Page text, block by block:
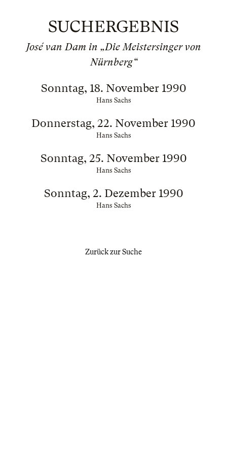
SUCHERGEBNIS
José van Dam in „Die Meistersinger von
Nürnberg“
Sonntag, 18. November 1990
Hans Sachs
Donnerstag, 22. November 1990
Hans Sachs
Sonntag, 25. November 1990
Hans Sachs
Sonntag, 2. Dezember 1990
Hans Sachs
Zurück zur Suche